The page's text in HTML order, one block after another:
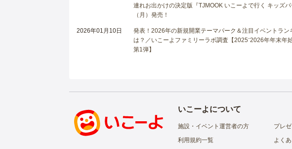
連れお出かけの決定版『TJMOOK いこーよで行く キッズ
（月）発売！
2026年01月10日
発表！2026年の新規開業テーマパーク＆注目イベントラ
は？／いこーよファミリーラボ調査【2025⁻2026年年末年
第1弾】
いこーよについて
施設・イベント運営者の方
プレ
利用規約一覧
よく